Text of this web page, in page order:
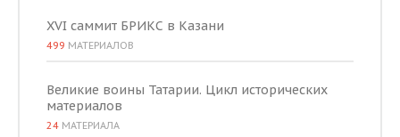
XVI саммит БРИКС в Казани
499 МАТЕРИАЛОВ
Великие воины Татарии. Цикл исторических
материалов
24 МАТЕРИАЛА